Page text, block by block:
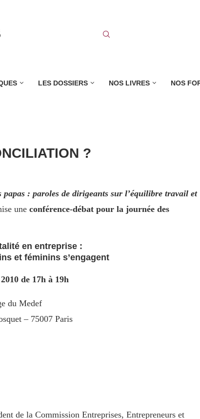
LES DOSSIERS NOS LIVRES NOS
?
papas : paroles de dirigeants sur l’équilibre travail et
une conférence-débat pour la journée des
en entreprise :
et féminins s’engagent
de 17h à 19h
du Medef
– 75007 Paris
de la Commission Entreprises, Entrepreneurs et